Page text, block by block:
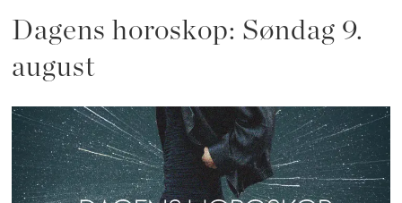
Dagens horoskop: Søndag 9.
august